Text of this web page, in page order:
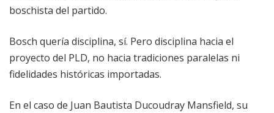
boschista del partido.
Bosch quería disciplina, sí. Pero disciplina hacia el
proyecto del PLD, no hacia tradiciones paralelas ni
fidelidades históricas importadas.
En el caso de Juan Bautista Ducoudray Mansfield, su